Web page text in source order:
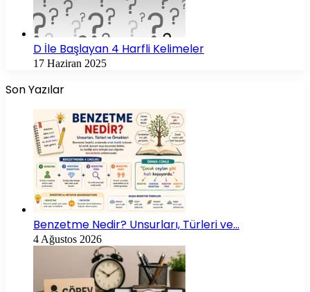
D İle Başlayan 4 Harfli Kelimeler
17 Haziran 2025
Son Yazılar
Benzetme Nedir? Unsurları, Türleri ve…
4 Ağustos 2026